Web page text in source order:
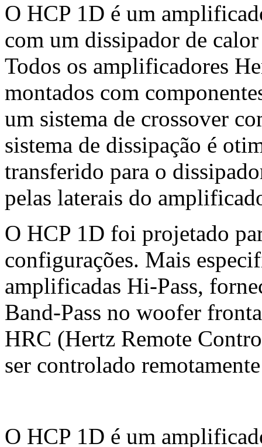
O HCP 1D é um
com um dissipador de
Todos os amplificadores
montados com
um sistema de crossover
sistema de dissipação é
transferido para o
pelas laterais do
O HCP 1D foi projetado
configurações. Mais
amplificadas Hi-Pass,
Band-Pass no woofer
HRC (Hertz Remote
ser controlado
O HCP 1D é um